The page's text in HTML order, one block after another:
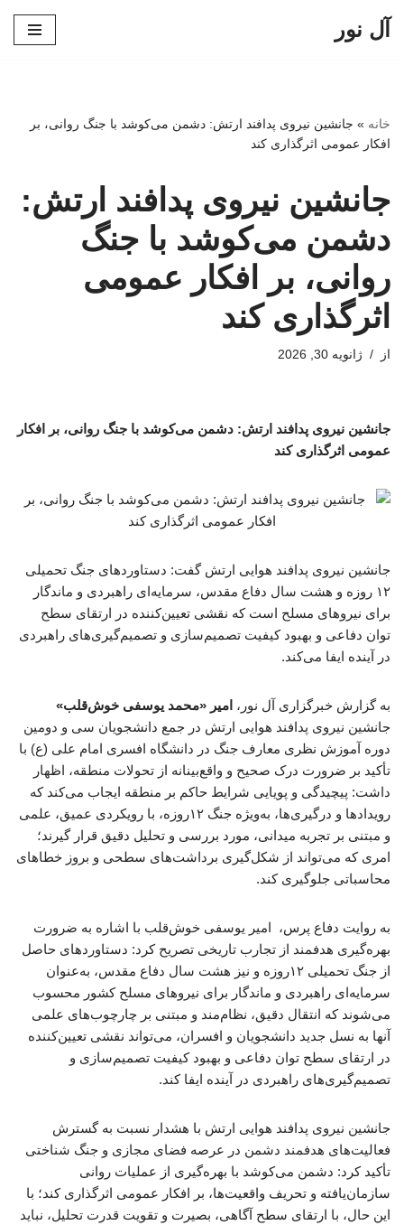
آل نور
خانه » جانشین نیروی پدافند ارتش: دشمن می‌کوشد با جنگ روانی، بر
افکار عمومی اثرگذاری کند
جانشین نیروی پدافند ارتش:
دشمن می‌کوشد با جنگ
روانی، بر افکار عمومی
اثرگذاری کند
از ژانویه 30, 2026
جانشین نیروی پدافند ارتش: دشمن می‌کوشد با جنگ روانی، بر افکار
عمومی اثرگذاری کند
جانشین نیروی پدافند هوایی ارتش گفت: دستاوردهای جنگ تحمیلی
۱۲‌ روزه و هشت سال دفاع مقدس، سرمایه‌ای راهبردی و ماندگار
برای نیروهای مسلح است که نقشی تعیین‌کننده در ارتقای سطح
توان دفاعی و بهبود کیفیت تصمیم‌سازی و تصمیم‌گیری‌های راهبردی
در آینده ایفا می‌کند.
به گزارش خبرگزاری آل نور، امیر «محمد یوسفی خوش‌قلب»
جانشین نیروی پدافند هوایی ارتش در جمع دانشجویان سی و دومین
دوره آموزش نظری معارف جنگ در دانشگاه افسری امام علی (ع) با
تأکید بر ضرورت درک صحیح و واقع‌بینانه از تحولات منطقه، اظهار
داشت: پیچیدگی و پویایی شرایط حاکم بر منطقه ایجاب می‌کند که
رویدادها و درگیری‌ها، به‌ویژه جنگ ۱۲‌روزه، با رویکردی عمیق، علمی
و مبتنی بر تجربه میدانی، مورد بررسی و تحلیل دقیق قرار گیرند؛
امری که می‌تواند از شکل‌گیری برداشت‌های سطحی و بروز خطاهای
محاسباتی جلوگیری کند.
به روایت دفاع پرس، امیر یوسفی خوش‌قلب با اشاره به ضرورت
بهره‌گیری هدفمند از تجارب تاریخی تصریح کرد: دستاوردهای حاصل
از جنگ تحمیلی ۱۲‌روزه و نیز هشت سال دفاع مقدس، به‌عنوان
سرمایه‌ای راهبردی و ماندگار برای نیروهای مسلح کشور محسوب
می‌شوند که انتقال دقیق، نظام‌مند و مبتنی بر چارچوب‌های علمی
آنها به نسل جدید دانشجویان و افسران، می‌تواند نقشی تعیین‌کننده
در ارتقای سطح توان دفاعی و بهبود کیفیت تصمیم‌سازی و
تصمیم‌گیری‌های راهبردی در آینده ایفا کند.
جانشین نیروی پدافند هوایی ارتش با هشدار نسبت به گسترش
فعالیت‌های هدفمند دشمن در عرصه فضای مجازی و جنگ شناختی
تأکید کرد: دشمن می‌کوشد با بهره‌گیری از عملیات روانی
سازمان‌یافته و تحریف واقعیت‌ها، بر افکار عمومی اثرگذاری کند؛ با
این حال، با ارتقای سطح آگاهی، بصیرت و تقویت قدرت تحلیل، نباید